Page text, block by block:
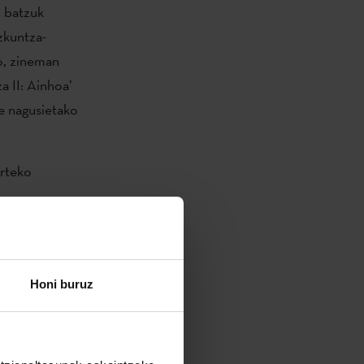
Honi buruz
batzuk
zineman
II: Ainhoa’
nagusietako
eta
ematen